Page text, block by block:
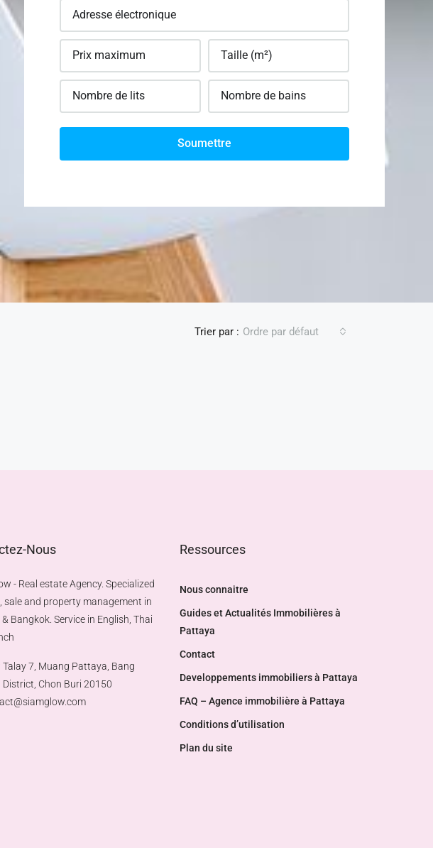
Soumettre
Trier par : Ordre par défaut
Nous
- Real estate Agency. Specialized
sale and property management in
Bangkok. Service in English, Thai
Talay 7, Muang Pattaya, Bang
District, Chon Buri 20150
Ressources
Nous connaitre
Guides et Actualités Immobilières à
Pattaya
Contact
Developpements immobiliers à Pattaya
FAQ – Agence immobilière à Pattaya
Conditions d’utilisation
Plan du site